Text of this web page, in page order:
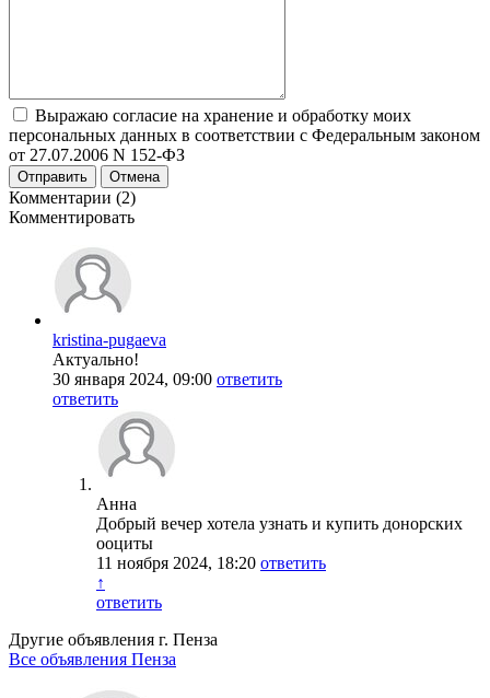
Выражаю согласие на хранение и обработку моих
персональных данных в соответствии с Федеральным законом
от 27.07.2006 N 152-ФЗ
Отправить Отмена
Комментарии (2)
Комментировать
kristina-pugaeva
Актуально!
30 января 2024, 09:00 ответить
ответить
Анна
Добрый вечер хотела узнать и купить донорских
ооциты
11 ноября 2024, 18:20 ответить
↑
ответить
Другие объявления г. Пенза
Все объявления Пенза